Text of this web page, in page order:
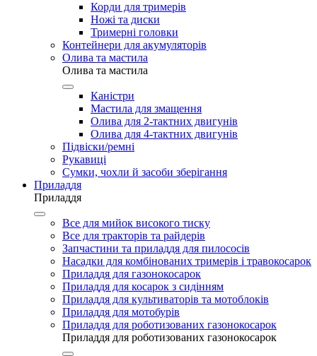
Корди для тримерів
Ножі та диски
Тримерні головки
Контейнери для акумуляторів
Олива та мастила
Олива та мастила
Каністри
Мастила для змащення
Олива для 2-тактних двигунів
Олива для 4-тактних двигунів
Підвіски/ремні
Рукавиці
Сумки, чохли й засоби зберігання
Приладдя
Приладдя
Все для мийок високого тиску
Все для тракторів та райдерів
Запчастини та приладдя для пилососів
Насадки для комбінованих тримерів і травокосарок
Приладдя для газонокосарок
Приладдя для косарок з сидінням
Приладдя для культиваторів та мотоблоків
Приладдя для мотобурів
Приладдя для роботизованих газонокосарок
Приладдя для роботизованих газонокосарок